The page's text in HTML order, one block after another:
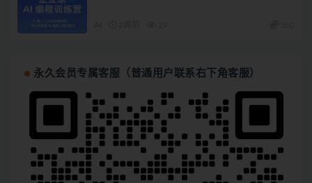
永久会员专属客服（普通用户联系右下角客服）